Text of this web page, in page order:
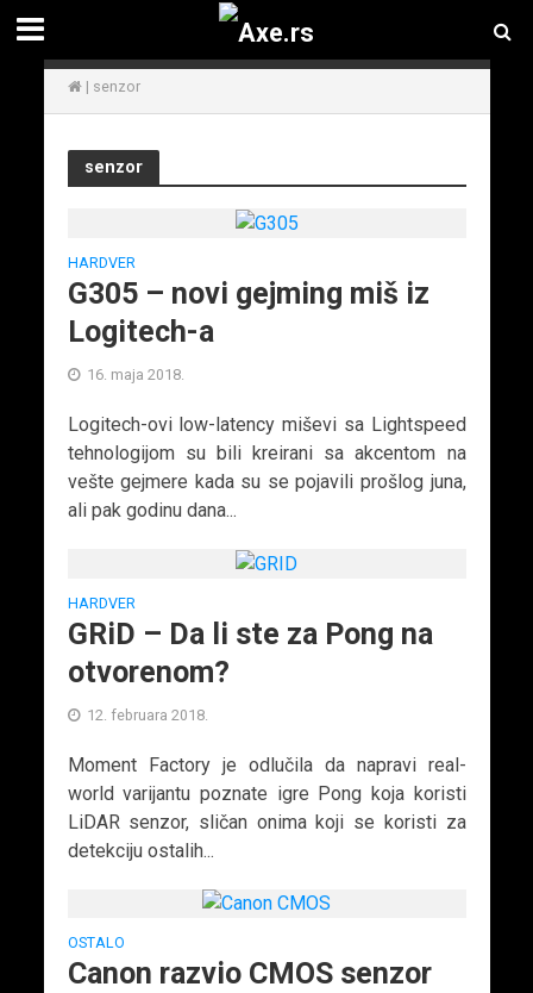
| senzor
senzor
HARDVER
G305 – novi gejming miš iz
Logitech-a
16. maja 2018.
Logitech-ovi low-latency miševi sa Lightspeed
tehnologijom su bili kreirani sa akcentom na
vešte gejmere kada su se pojavili prošlog juna,
ali pak godinu dana...
HARDVER
GRiD – Da li ste za Pong na
otvorenom?
12. februara 2018.
Moment Factory je odlučila da napravi real-
world varijantu poznate igre Pong koja koristi
LiDAR senzor, sličan onima koji se koristi za
detekciju ostalih...
OSTALO
Canon razvio CMOS senzor